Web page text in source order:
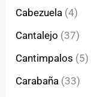
Cabezuela (4)
Cantalejo (37)
Cantimpalos (5)
Carabaña (33)